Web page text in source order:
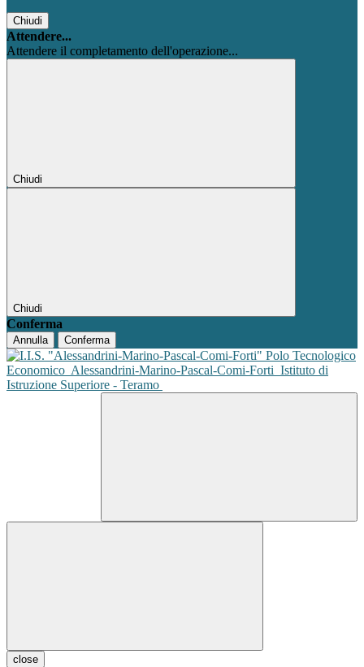
Chiudi
Attendere...
Attendere il completamento dell'operazione...
Chiudi
Chiudi
Conferma
Annulla Conferma
Polo Tecnologico
Economico Alessandrini-Marino-Pascal-Comi-Forti Istituto di
Istruzione Superiore - Teramo
close